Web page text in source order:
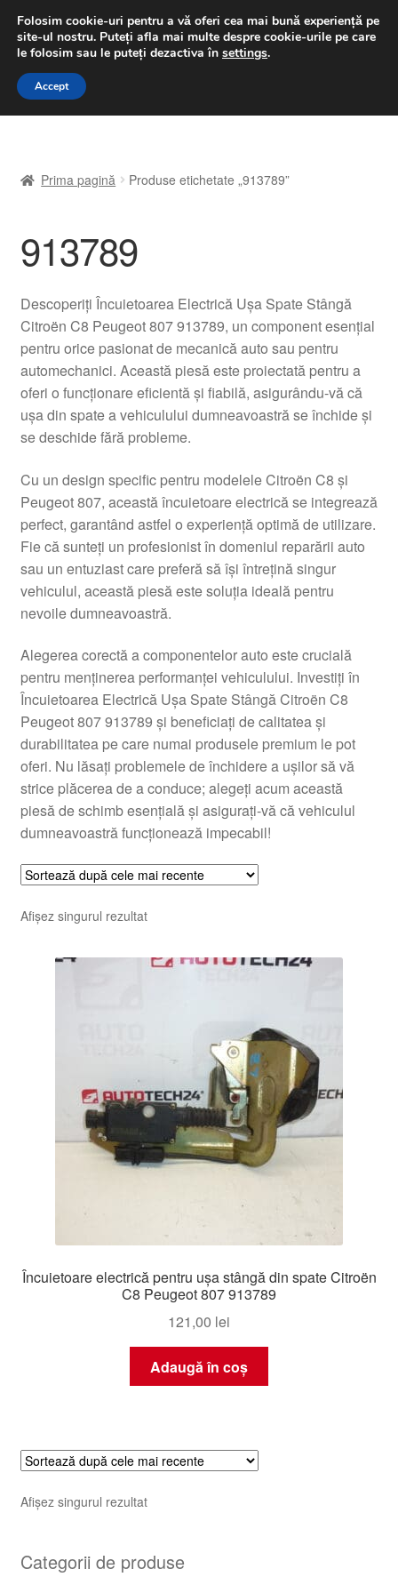
LIVRARE de la 33 lei
luni-vineri 9 a.m. - 4 p.m.031 229 6816
Sari
Sari
A lua legatura
Contul meu
Despre noi
Finalizare comandă
Livrare
Livrare în toată lumea
Plângere
Plățile
Politică de confidențialitate
Procedura de reclamație
Termeni si conditii
Prima pagină Produse etichetate „913789”
913789
Descoperiți Încuietoarea Electrică Ușa Spate Stângă
Citroën C8 Peugeot 807 913789, un component esențial
pentru orice pasionat de mecanică auto sau pentru
automechanici. Această piesă este proiectată pentru a
oferi o funcționare eficientă și fiabilă, asigurându-vă că
ușa din spate a vehiculului dumneavoastră se închide și
se deschide fără probleme.
Cu un design specific pentru modelele Citroën C8 și
Peugeot 807, această încuietoare electrică se integrează
perfect, garantând astfel o experiență optimă de utilizare.
Fie că sunteți un profesionist în domeniul reparării auto
sau un entuziast care preferă să își întrețină singur
vehiculul, această piesă este soluția ideală pentru
nevoile dumneavoastră.
Alegerea corectă a componentelor auto este crucială
pentru menținerea performanței vehiculului. Investiți în
Încuietoarea Electrică Ușa Spate Stângă Citroën C8
Peugeot 807 913789 și beneficiați de calitatea și
durabilitatea pe care numai produsele premium le pot
oferi. Nu lăsați problemele de închidere a ușilor să vă
strice plăcerea de a conduce; alegeți acum această
piesă de schimb esențială și asigurați-vă că vehiculul
dumneavoastră funcționează impecabil!
Afișez singurul rezultat
Încuietoare electrică pentru ușa stângă din spate Citroën
C8 Peugeot 807 913789
121,00 lei
Adaugă în coș
Afișez singurul rezultat
Categorii de produse
Folosim cookie-uri pentru a vă oferi cea mai bună experiență pe
site-ul nostru. Puteți afla mai multe despre cookie-urile pe care
le folosim sau le puteți dezactiva în settings.
Accept